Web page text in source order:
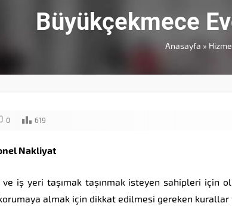
Büyükçekmece
Anasayfa »
0 619
Nakliyat
ve iş yeri taşımak taşınmak isteyen sahipleri için
almak için dikkat edilmesi gereken kurallar